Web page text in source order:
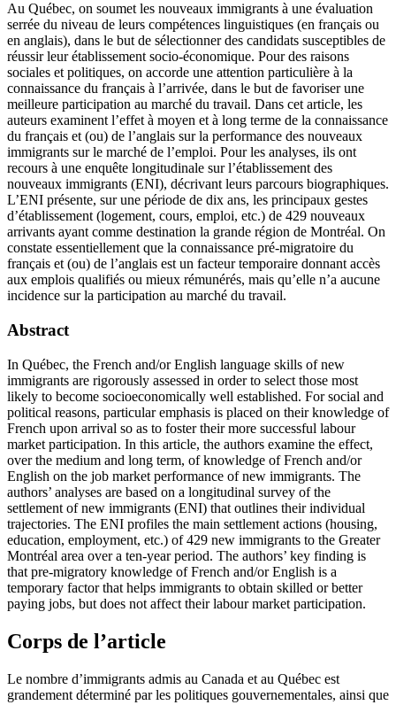
Au Québec, on soumet les nouveaux immigrants à une évaluation
serrée du niveau de leurs compétences linguistiques (en français ou
en anglais), dans le but de sélectionner des candidats susceptibles de
réussir leur établissement socio-économique. Pour des raisons
sociales et politiques, on accorde une attention particulière à la
connaissance du français à l’arrivée, dans le but de favoriser une
meilleure participation au marché du travail. Dans cet article, les
auteurs examinent l’effet à moyen et à long terme de la connaissance
du français et (ou) de l’anglais sur la performance des nouveaux
immigrants sur le marché de l’emploi. Pour les analyses, ils ont
recours à une enquête longitudinale sur l’établissement des
nouveaux immigrants (ENI), décrivant leurs parcours biographiques.
L’ENI présente, sur une période de dix ans, les principaux gestes
d’établissement (logement, cours, emploi, etc.) de 429 nouveaux
arrivants ayant comme destination la grande région de Montréal. On
constate essentiellement que la connaissance pré-migratoire du
français et (ou) de l’anglais est un facteur temporaire donnant accès
aux emplois qualifiés ou mieux rémunérés, mais qu’elle n’a aucune
incidence sur la participation au marché du travail.
Abstract
In Québec, the French and/or English language skills of new
immigrants are rigorously assessed in order to select those most
likely to become socioeconomically well established. For social and
political reasons, particular emphasis is placed on their knowledge of
French upon arrival so as to foster their more successful labour
market participation. In this article, the authors examine the effect,
over the medium and long term, of knowledge of French and/or
English on the job market performance of new immigrants. The
authors’ analyses are based on a longitudinal survey of the
settlement of new immigrants (ENI) that outlines their individual
trajectories. The ENI profiles the main settlement actions (housing,
education, employment, etc.) of 429 new immigrants to the Greater
Montréal area over a ten-year period. The authors’ key finding is
that pre-migratory knowledge of French and/or English is a
temporary factor that helps immigrants to obtain skilled or better
paying jobs, but does not affect their labour market participation.
Corps de l’article
Le nombre d’immigrants admis au Canada et au Québec est
grandement déterminé par les politiques gouvernementales, ainsi que